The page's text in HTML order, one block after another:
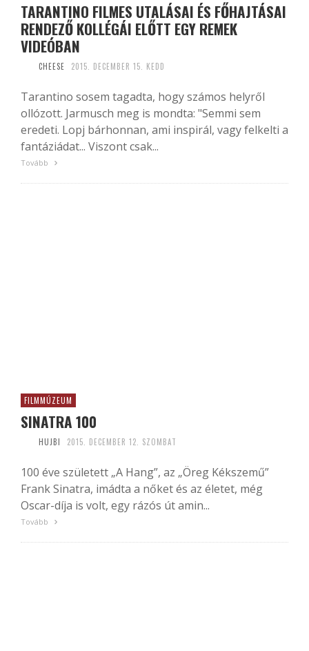
TARANTINO FILMES UTALÁSAI ÉS FŐHAJTÁSAI
RENDEZŐ KOLLÉGÁI ELŐTT EGY REMEK
VIDEÓBAN
CHEESE 2015. DECEMBER 15. KEDD
Tarantino sosem tagadta, hogy számos helyről
ollózott. Jarmusch meg is mondta: "Semmi sem
eredeti. Lopj bárhonnan, ami inspirál, vagy felkelti a
fantáziádat... Viszont csak...
Tovább
FILMMÚZEUM
SINATRA 100
HUJBI 2015. DECEMBER 12. SZOMBAT
100 éve született „A Hang”, az „Öreg Kékszemű”
Frank Sinatra, imádta a nőket és az életet, még
Oscar-díja is volt, egy rázós út amin...
Tovább